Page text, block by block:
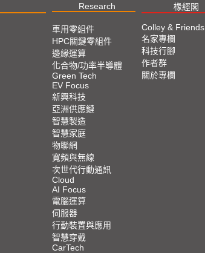
Research 椽經閣
車用零組件
HPC關鍵零組件
邊緣運算
化合物/功率半導體
Green Tech
EV Focus
新興科技
亞洲供應鏈
智慧製造
智慧家庭
物聯網
寬頻與無線
次世代行動通訊
Cloud
AI Focus
電腦運算
伺服器
行動裝置與應用
智慧穿戴
CarTech
Colley & Friends
名家專欄
科技行腳
作者群
關於專欄